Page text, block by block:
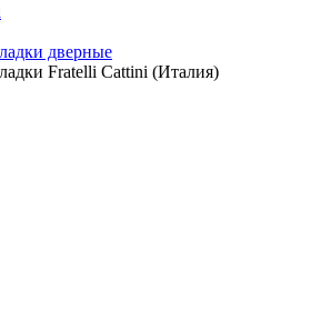
дверные
Fratelli Cattini (Италия)